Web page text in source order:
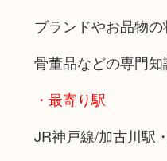
ブランドやお品物
骨董品などの専門
・最寄り駅
JR神戸線/加古川駅